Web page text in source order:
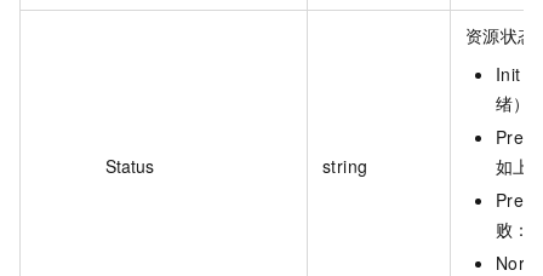
Status string
资源状态
Init（
绪）
如上
败：